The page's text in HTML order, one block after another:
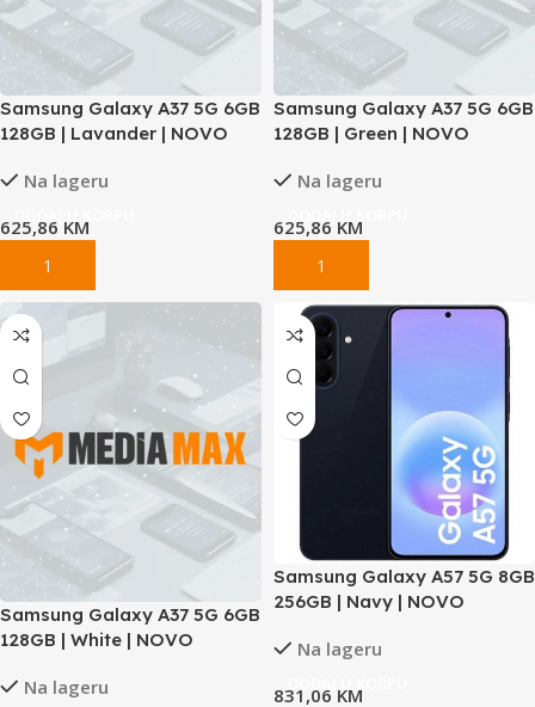
Samsung Galaxy A37 5G 6GB
128GB | Lavander | NOVO
Na lageru
625,86 KM
Samsung Galaxy A37 5G 6GB
128GB | Green | NOVO
Na lageru
625,86 KM
Samsung Galaxy A37 5G 6GB
128GB | White | NOVO
Na lageru
Samsung Galaxy A57 5G 8GB
256GB | Navy | NOVO
Na lageru
831,06 KM